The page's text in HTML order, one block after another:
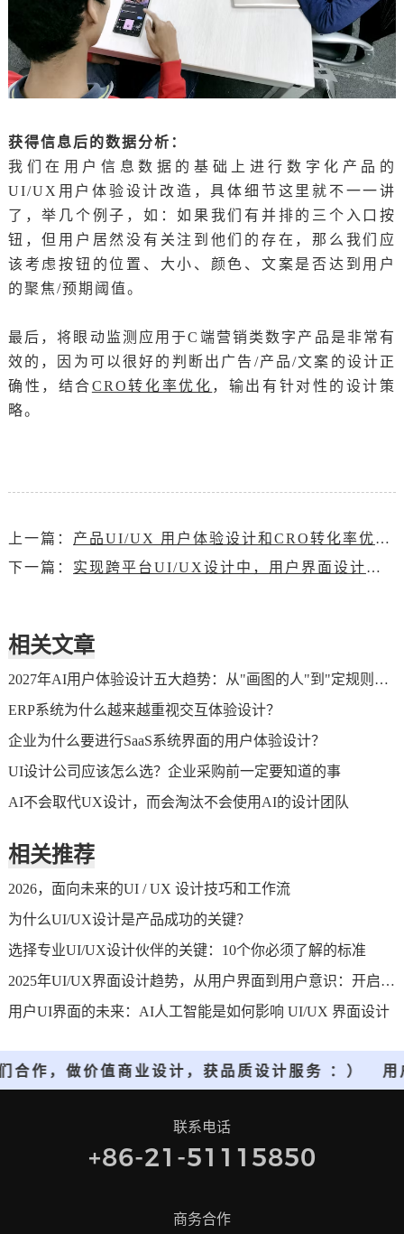
获得信息后的数据分析：
我们在用户信息数据的基础上进行数字化产品的
UI/UX用户体验设计改造，具体细节这里就不一一讲
了，举几个例子，如：如果我们有并排的三个入口按
钮，但用户居然没有关注到他们的存在，那么我们应
该考虑按钮的位置、大小、颜色、文案是否达到用户
的聚焦/预期阈值。
最后，将眼动监测应用于C端营销类数字产品是非常有
效的，因为可以很好的判断出广告/产品/文案的设计正
确性，结合CRO转化率优化 ，输出有针对性的设计策
略。
上一篇：
产品UI/UX 用户体验设计和CRO转化率优化的区别和关联
下一篇：
实现跨平台UI/UX设计中，用户界面设计体验的 5 大步骤
相关文章
2027年AI用户体验设计五大趋势：从"画图的人"到"定规则的人"
ERP系统为什么越来越重视交互体验设计？
企业为什么要进行SaaS系统界面的用户体验设计？
UI设计公司应该怎么选？企业采购前一定要知道的事
AI不会取代UX设计，而会淘汰不会使用AI的设计团队
相关推荐
2026，面向未来的UI / UX 设计技巧和工作流
为什么UI/UX设计是产品成功的关键？
选择专业UI/UX设计伙伴的关键：10个你必须了解的标准
2025年UI/UX界面设计趋势，从用户界面到用户意识：开启人机交互的新纪元
用户UI界面的未来：AI人工智能是如何影响 UI/UX 界面设计
合作，做价值商业设计，获品质设计服务 ：） 用
联系电话
+86-21-51115850
商务合作